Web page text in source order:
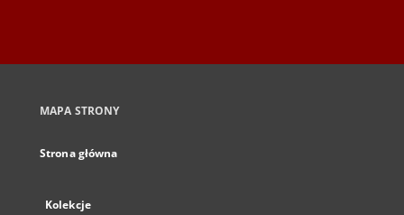
MAPA STRONY
Strona główna
Kolekcje